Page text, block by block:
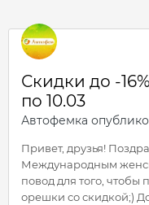
Скидки до -
по 10.03
Автофемка
Привет, друзья!
Международным
повод для того, чтобы
орешки со скидкой;)